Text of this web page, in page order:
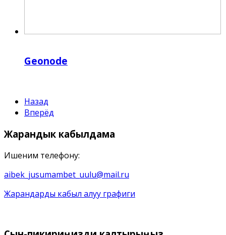
Geonode
Назад
Вперёд
Жарандык кабылдама
Ишеним телефону:
aibek_jusumambet_uulu@mail.ru
Жарандарды кабыл алуу графиги